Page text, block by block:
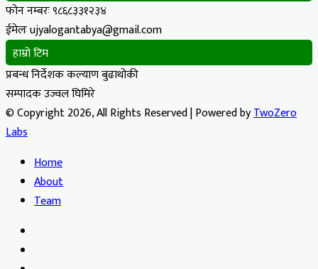
फोन नम्बरः ९८६८३३१२३४
ईमेलः ujyalogantabya@gmail.com
हाम्रो टिम
प्रबन्ध निर्देशक कल्याण बुढाथोकी
सम्पादक उज्वल घिमिरे
© Copyright 2026, All Rights Reserved | Powered byTwoZero
Labs
Home
About
Team